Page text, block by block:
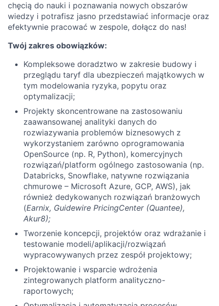
chęcią do nauki i poznawania nowych obszarów
wiedzy i potrafisz jasno przedstawiać informacje oraz
efektywnie pracować w zespole, dołącz do nas!
Twój zakres obowiązków:
Kompleksowe doradztwo w zakresie budowy i
przeglądu taryf dla ubezpieczeń majątkowych w
tym modelowania ryzyka, popytu oraz
optymalizacji;
Projekty skoncentrowane na zastosowaniu
zaawansowanej analityki danych do
rozwiazywania problemów biznesowych z
wykorzystaniem zarówno oprogramowania
OpenSource (np. R, Python), komercyjnych
rozwiązań/platform ogólnego zastosowania (np.
Databricks, Snowflake, natywne rozwiązania
chmurowe – Microsoft Azure, GCP, AWS), jak
również dedykowanych rozwiązań branżowych
(Earnix, Guidewire PricingCenter (Quantee),
Akur8);
Tworzenie koncepcji, projektów oraz wdrażanie i
testowanie modeli/aplikacji/rozwiązań
wypracowywanych przez zespół projektowy;
Projektowanie i wsparcie wdrożenia
zintegrowanych platform analityczno-
raportowych;